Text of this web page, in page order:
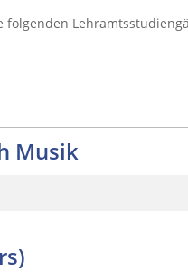
folgenden
Musik